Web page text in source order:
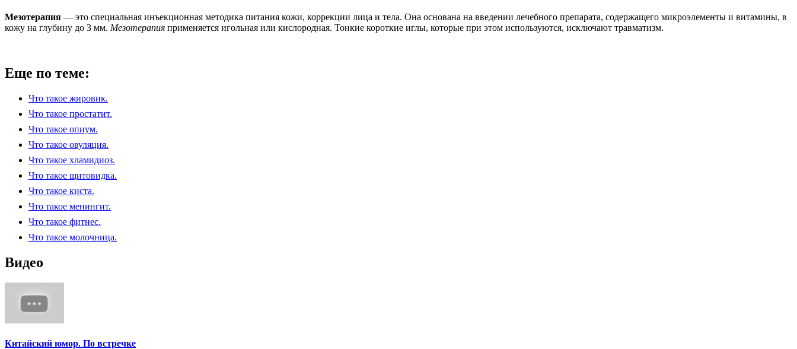
Мезотерапия — это специальная инъекционная методика питания кожи, коррекции лица и тела. Она основана на введении лечебного препарата, содержащего микроэлементы и витамины, в
кожу на глубину до 3 мм. Мезотерапия применяется игольная или кислородная. Тонкие короткие иглы, которые при этом используются, исключают травматизм.
Еще по теме:
Что такое жировик.
Что такое простатит.
Что такое опиум.
Что такое овуляция.
Что такое хламидиоз.
Что такое щитовидка.
Что такое киста.
Что такое менингит.
Что такое фитнес.
Что такое молочница.
Видео
Китайский юмор. По встречке